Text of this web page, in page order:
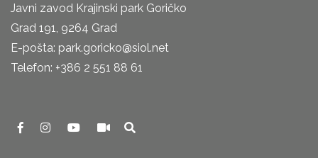
Javni zavod Krajinski park Goričko
Grad 191, 9264 Grad
E-pošta: park.goricko@siol.net
Telefon: +386 2 551 88 61